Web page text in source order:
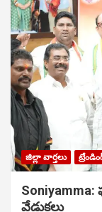
జిల్లా వార్తలు
వేడుక‌లు